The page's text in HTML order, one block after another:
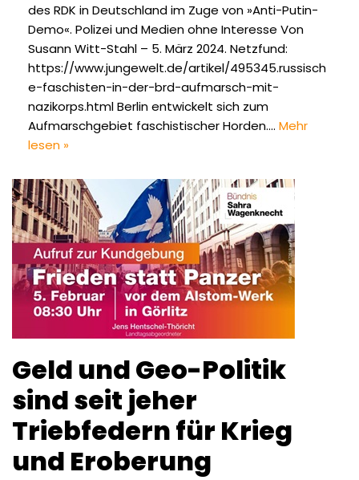
des RDK in Deutschland im Zuge von »Anti-Putin-
Demo«. Polizei und Medien ohne Interesse Von
Susann Witt-Stahl – 5. März 2024. Netzfund:
https://www.jungewelt.de/artikel/495345.russisch
e-faschisten-in-der-brd-aufmarsch-mit-
nazikorps.html Berlin entwickelt sich zum
Aufmarschgebiet faschistischer Horden.… Mehr
lesen »
Geld und Geo-Politik
sind seit jeher
Triebfedern für Krieg
und Eroberung